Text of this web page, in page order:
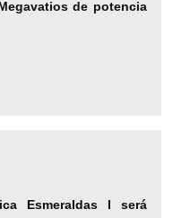
de potencia
Esmeraldas I será